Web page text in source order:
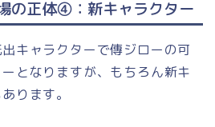
の正体④：新キャラクター
キャラクターで傳ジローの可
となりますが、もちろん新キ
ります。